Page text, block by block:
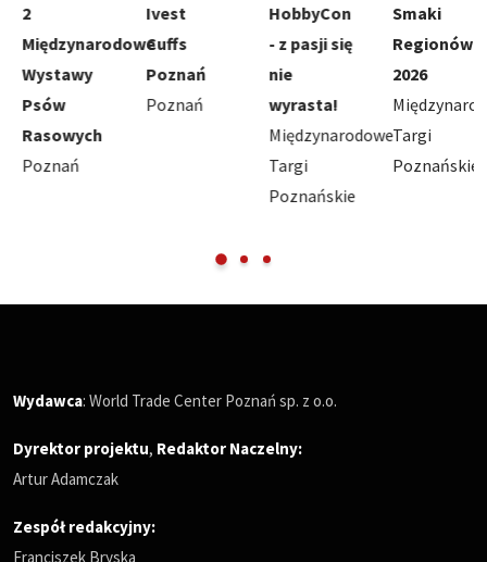
2
Międzynarodowe
Wystawy
Psów
Rasowych
Poznań
Ivest
Cuffs
Poznań
Poznań
HobbyCon
- z pasji się
nie
wyrasta!
Międzynarodowe
Targi
Poznańskie
Smaki
Regionów
2026
Targi
Poznańskie
Wydawca: World Trade Center Poznań sp. z o.o.
Dyrektor projektu, Redaktor Naczelny:
Artur Adamczak
Zespół redakcyjny:
Franciszek Bryska